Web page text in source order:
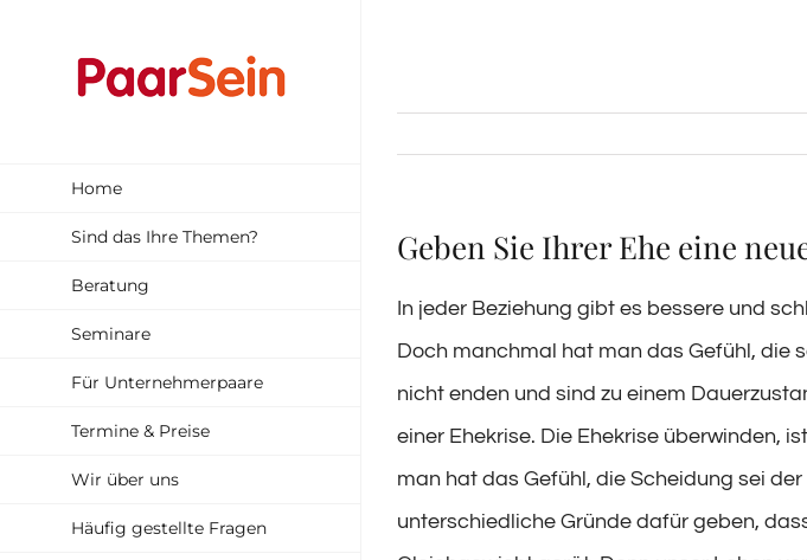
springen
Home
Sind das Ihre Themen?
Beratung
Seminare
Für Unternehmerpaare
Termine & Preise
Wir über uns
Häufig gestellte Fragen
Geben Sie Ihrer Ehe eine
In jeder Beziehung gibt es bessere und
Doch manchmal hat man das Gefühl, die
nicht enden und sind zu einem
einer Ehekrise. Die Ehekrise überwinden,
man hat das Gefühl, die Scheidung sei
unterschiedliche Gründe dafür geben,